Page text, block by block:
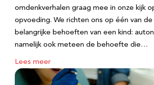
omdenkverhalen graag mee in onze kijk
opvoeding. We richten ons op één van
belangrijke behoeften van een kind:
namelijk ook meteen de behoefte die…
Lees meer